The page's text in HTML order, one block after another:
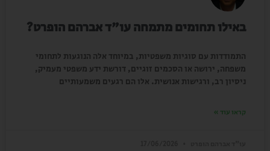
באילו תחומים מתמחה עו"ד אברהם הופרט?
התמודדות עם סוגיות משפטיות, במיוחד אלה הנוגעות לתחומי
משפחה, ירושה או הסכמים זוגיים, דורשת ידע משפטי מעמיק,
ניסיון רב, ורגישות אנושית. אלו הם רגעים משמעותיים
קראו עוד »